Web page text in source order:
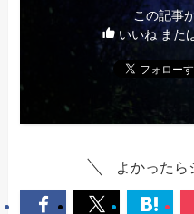
この記事
いいね また
よかったら